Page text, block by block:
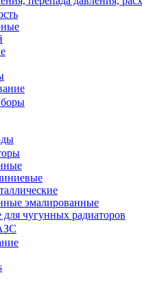
эмалированные
чугунных радиаторов